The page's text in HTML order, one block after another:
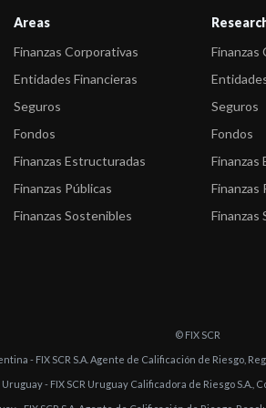
Areas
Finanzas Corporativas
Entidades Financieras
Seguros
Fondos
Finanzas Estructuradas
Finanzas Públicas
Finanzas Sostenibles
Finanzas
Seguros
Fondos
Finanzas
Finanzas
Finanzas
© FIX SCR
- FIX SCR S.A. Agente de Calificación de Riesgo,
Uruguay - FIX SCR Uruguay Calificadora de Riesgo S.A.,